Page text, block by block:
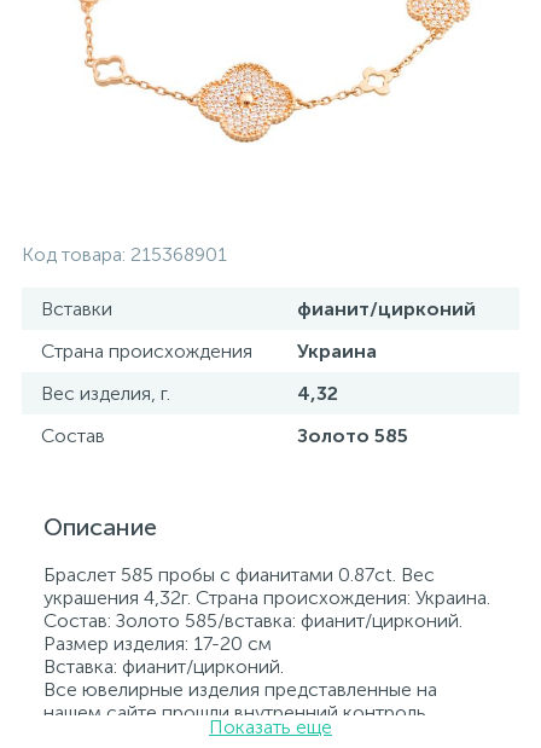
Код товара: 215368901
Вставки
фианит/цирконий
Страна происхождения
Украина
Вес изделия, г.
4,32
Состав
Золото 585
Описание
Браслет 585 пробы с фианитами 0.87ct. Вес
украшения 4,32г. Страна происхождения: Украина.
Состав: Золото 585/вставка: фианит/цирконий.
Размер изделия: 17-20 см
Вставка: фианит/цирконий.
Все ювелирные изделия представленные на
нашем сайте прошли внутренний контроль
качества, а также контроль государственной
Показать еще
Серебряные колье
Серебряные цепочки
Золотые серьги